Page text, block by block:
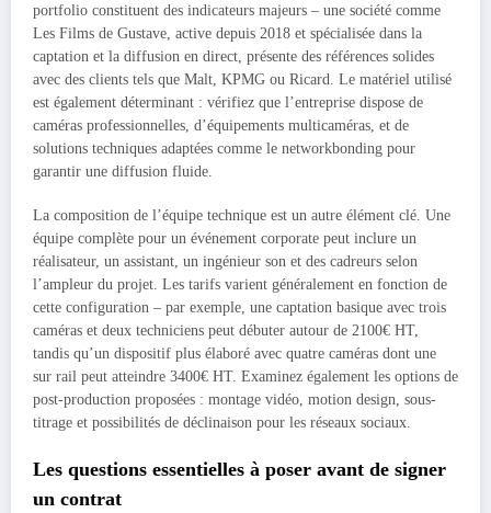
portfolio constituent des indicateurs majeurs – une société comme
Les Films de Gustave, active depuis 2018 et spécialisée dans la
captation et la diffusion en direct, présente des références solides
avec des clients tels que Malt, KPMG ou Ricard. Le matériel utilisé
est également déterminant : vérifiez que l’entreprise dispose de
caméras professionnelles, d’équipements multicaméras, et de
solutions techniques adaptées comme le networkbonding pour
garantir une diffusion fluide.
La composition de l’équipe technique est un autre élément clé. Une
équipe complète pour un événement corporate peut inclure un
réalisateur, un assistant, un ingénieur son et des cadreurs selon
l’ampleur du projet. Les tarifs varient généralement en fonction de
cette configuration – par exemple, une captation basique avec trois
caméras et deux techniciens peut débuter autour de 2100€ HT,
tandis qu’un dispositif plus élaboré avec quatre caméras dont une
sur rail peut atteindre 3400€ HT. Examinez également les options de
post-production proposées : montage vidéo, motion design, sous-
titrage et possibilités de déclinaison pour les réseaux sociaux.
Les questions essentielles à poser avant de signer
un contrat